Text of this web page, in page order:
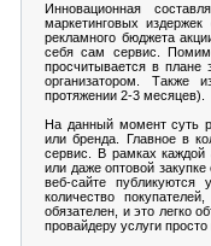
Инновационная
маркетинговых
рекламного бюджета
себя сам сервис.
просчитывается в плане
организатором. Также
протяжении 2-3 месяцев).
На данный момент суть
или бренда. Главное в
сервис. В рамках каждой
или даже оптовой
веб-сайте публикуются
количество
обязателен, и это легко
провайдеру услуги